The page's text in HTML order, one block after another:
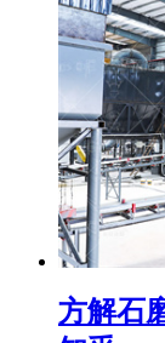
方解石